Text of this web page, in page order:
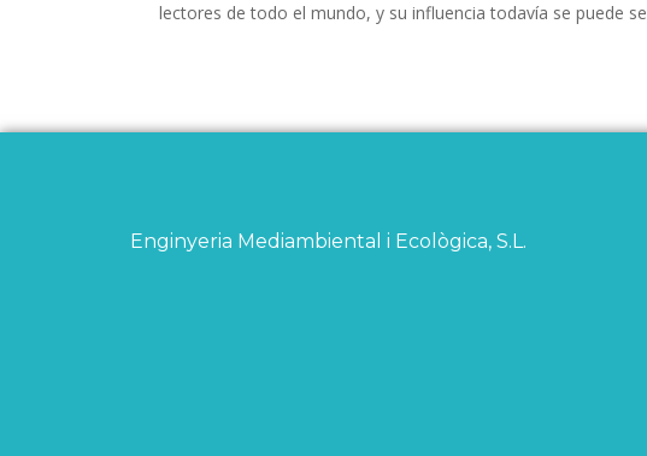
lectores de todo el mundo, y su influencia todavía se puede
Enginyeria Mediambiental i Ecològica, S.L.